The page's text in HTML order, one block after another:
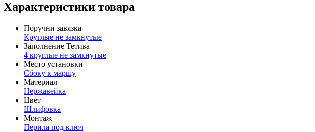
Характеристики товара
Поручни завязка
Круглые не замкнутые
Заполнение Тетива
4 круглые не замкнутые
Место установки
Сбоку к маршу
Материал
Нержавейка
Цвет
Шлифовка
Монтаж
Перила под ключ